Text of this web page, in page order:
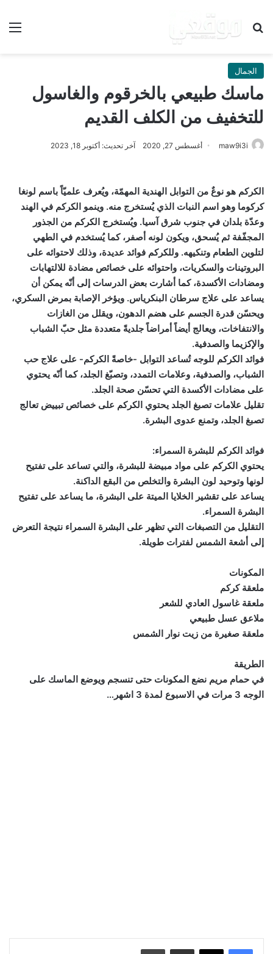
بحث عن
الجمال
ماسك طبيعي بالخرقوم والغاسول
للتخفيف من الكلف القديم
maw9i3i أغسطس 27, 2020 آخر تحديث: أكتوبر 18, 2023
الكركم هو نوعٌ من التوابل الهندية المهمّة، ويُعرف علميّاً باسم لونغا
كركوما وهو اسم النبات الذي يُستخرج منه. وينمو الكركم في الهند
وعدّة بلدان في جنوب شرق آسيا. ويُستخرج الكركم من الجذور
المجفّفة ثم يُسحق، ويكون لونه أصفر، كما يُستخدم في الطهي
لتلوين الطعام وتنكيهه. وللكركم فوائد عديدة، وذلك لاحتوائه على
البروتينات والسكريات، واحتوائه على خصائص مضادة للالتهابات
ومضادات الأكسدة، كما أشارت بعض الدرسات إلى أنّه يمكن أن
يساعد على علاج سرطان البنكرياس. ويؤخر الإصابة بمرض السكري،
ويحسّن قدرة الجسم على هضم الدهون، ويقلل من الغازات
والانتفاخات، ويعالج أيضاً أمراضاً جلديةً متعددة مثل حبّ الشباب
والإكزيما والصدفية.
فوائد الكركم للوجه تُساعد التوابل -خاصةً الكركم- على علاج حب
الشباب، والصدفية، وعلامات التمدد، وتصبّغ الجلد، كما أنّه يحتوي
على مضادات الأكسدة التي تحسّن صحة الجلد.
تقليل علامات تصبغ الجلد يحتوي الكركم على خصائص تبييض تعالج
تصبغ الجلد، وتمنع عدوى البشرة.
فوائد الكركم للبشرة السمراء:
يحتوي الكركم على مواد مبيضة للبشرة، والتي تساعد على تفتيح
لونها وتوحيد لون البشرة والتخلص من البقع الداكنة.
يساعد على تقشير الخلايا الميتة على البشرة، ما يساعد على تفتيح
البشرة السمراء.
التقليل من التصبغات التي تظهر على البشرة السمراء نتيجة التعرض
إلى أشعة الشمس لفترات طويلة.
المكونات
ملعقة كركم
ملعقة غاسول العادي للشعر
ملاعق عسل طبيعي
ملعقة صغيرة من زيت نوار الشمس
الطريقة
في حمام مريم نضع المكونات حتى تنسجم ويوضع الماسك على
الوجه 3 مرات في الاسبوع لمدة 3 اشهر…
مشاركة عبر البريد طباعة